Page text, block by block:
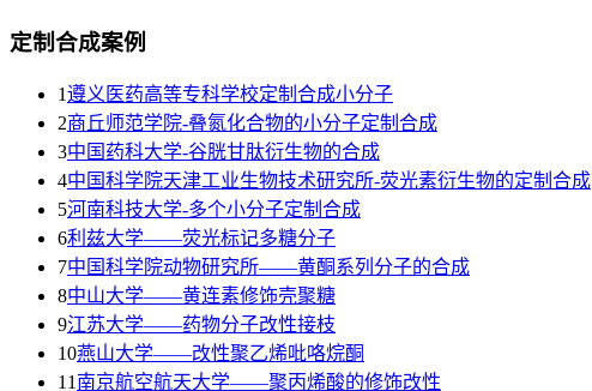
定制合成案例
1遵义医药高等专科学校定制合成小分子
2商丘师范学院-叠氮化合物的小分子定制合成
3​中国药科大学-谷胱甘肽衍生物的合成
4中国科学院天津工业生物技术研究所-荧光素衍生物的定制合成
5河南科技大学-多个小分子定制合成
6利兹大学——荧光标记多糖分子
7中国科学院动物研究所——黄酮系列分子的合成
8中山大学——黄连素修饰壳聚糖
9江苏大学——药物分子改性接枝
10燕山大学——改性聚乙烯吡咯烷酮
11 南京航空航天大学——聚丙烯酸的修饰改性